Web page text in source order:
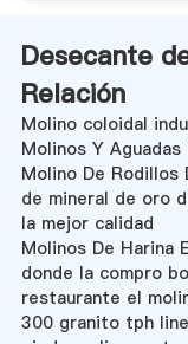
Desecante
Relación
Molino coloidal
Molinos Y Aguadas
Molino De Rodillos
de mineral de oro
la mejor calidad
Molinos De Harina
donde la compro
restaurante el
300 granito tph